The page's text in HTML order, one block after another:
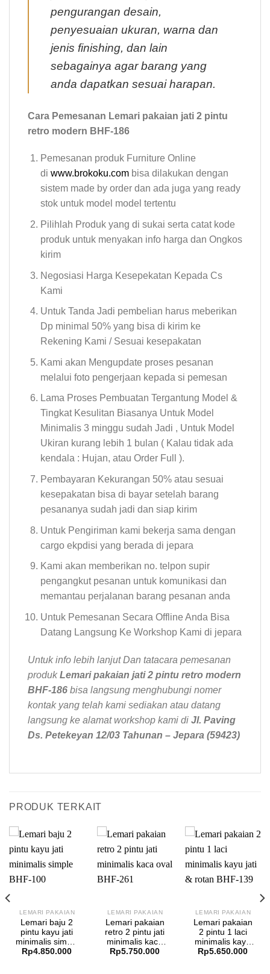
pengurangan desain,
penyesuaian ukuran, warna dan
jenis finishing, dan lain
sebagainya agar barang yang
anda dapatkan sesuai harapan.
Cara Pemesanan Lemari pakaian jati 2 pintu
retro modern BHF-186
Pemesanan produk Furniture Online
di www.brokoku.combisa dilakukan dengan
sistem made by order dan ada juga yang ready
stok untuk model model tertentu
Pilihlah Produk yang di sukai serta catat kode
produk untuk menyakan info harga dan Ongkos
kirim
Negosiasi Harga Kesepekatan Kepada Cs
Kami
Untuk Tanda Jadi pembelian harus meberikan
Dp minimal 50% yang bisa di kirim ke
Rekening Kami / Sesuai kesepakatan
Kami akan Mengupdate proses pesanan
melalui foto pengerjaan kepada si pemesan
Lama Proses Pembuatan Tergantung Model &
Tingkat Kesulitan Biasanya Untuk Model
Minimalis 3 minggu sudah Jadi , Untuk Model
Ukiran kurang lebih 1 bulan ( Kalau tidak ada
kendala : Hujan, atau Order Full ).
Pembayaran Kekurangan 50% atau sesuai
kesepakatan bisa di bayar setelah barang
pesananya sudah jadi dan siap kirim
Untuk Pengiriman kami bekerja sama dengan
cargo ekpdisi yang berada di jepara
Kami akan memberikan no. telpon supir
pengangkut pesanan untuk komunikasi dan
memantau perjalanan barang pesanan anda
Untuk Pemesanan Secara Offline Anda Bisa
Datang Langsung Ke Workshop Kami di jepara
Untuk info lebih lanjut Dan tatacara pemesanan
produkLemari pakaian jati 2 pintu retro modern
BHF-186 bisa langsung menghubungi nomer
kontak yang telah kami sediakan atau datang
langsung ke alamat workshop kami di Jl. Paving
Ds. Petekeyan 12/03 Tahunan – Jepara (59423)
PRODUK TERKAIT
LEMARI PAKAIAN
Lemari baju 2
pintu kayu jati
minimalis simple
BHF-100
Rp4.850.000
LEMARI PAKAIAN
Lemari pakaian
retro 2 pintu jati
minimalis kaca
oval BHF-261
Rp5.750.000
LEMARI PAKAIAN
Lemari pakaian
2 pintu 1 laci
minimalis kayu
jati & rotan BHF-
Rp5.650.000